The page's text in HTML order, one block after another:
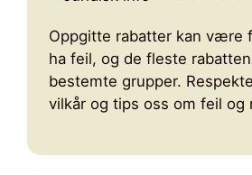
Oppgitte rabatter kan være
ha feil, og de fleste
bestemte grupper.
vilkår og tips oss om feil og